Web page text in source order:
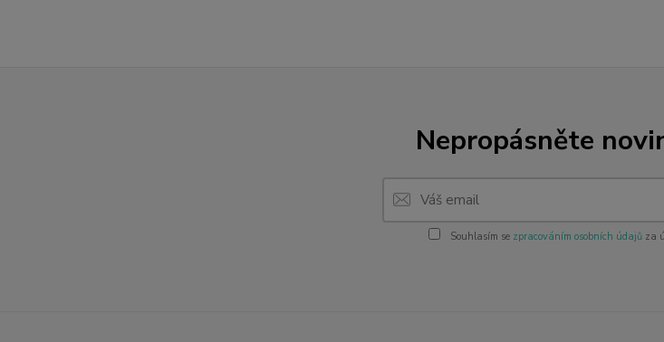
Nepropásněte
Souhlasím se zpracováním osobních údajůza